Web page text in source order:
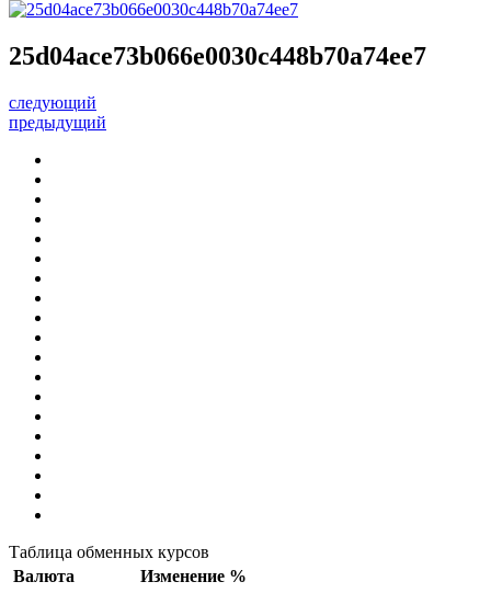
25d04ace73b066e0030c448b70a74ee7
следующий
предыдущий
Таблица обменных курсов
Валюта
Изменение %